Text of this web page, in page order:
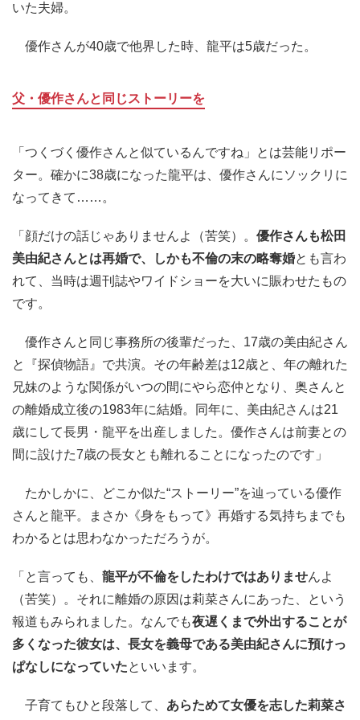
いた夫婦。
優作さんが40歳で他界した時、龍平は5歳だった。
父・優作さんと同じストーリーを
「つくづく優作さんと似ているんですね」とは芸能リポー
ター。確かに38歳になった龍平は、優作さんにソックリに
なってきて……。
「顔だけの話じゃありませんよ（苦笑）。 優作さんも松田
美由紀さんとは再婚で、しかも不倫の末の略奪婚とも言わ
れて、当時は週刊誌やワイドショーを大いに賑わせたもの
です。
優作さんと同じ事務所の後輩だった、17歳の美由紀さん
と『探偵物語』で共演。その年齢差は12歳と、年の離れた
兄妹のような関係がいつの間にやら恋仲となり、奥さんと
の離婚成立後の1983年に結婚。同年に、美由紀さんは21
歳にして長男・龍平を出産しました。優作さんは前妻との
間に設けた7歳の長女とも離れることになったのです」
たかしかに、どこか似た“ストーリー”を辿っている優作
さんと龍平。まさか《身をもって》再婚する気持ちまでも
わかるとは思わなかっただろうが。
「と言っても、 龍平が不倫をしたわけではありませんよ
（苦笑）。それに離婚の原因は莉菜さんにあった、という
報道もみられました。なんでも夜遅くまで外出することが
多くなった彼女は、長女を義母である美由紀さんに預けっ
ぱなしになっていたといいます。
子育てもひと段落して、 あらためて女優を志した莉菜さ